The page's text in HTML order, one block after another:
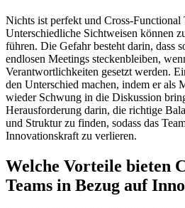
Nichts ist perfekt und Cross-Functional
Unterschiedliche Sichtweisen können
führen. Die Gefahr besteht darin, dass
endlosen Meetings steckenbleiben,
Verantwortlichkeiten gesetzt werden.
den Unterschied machen, indem er als
wieder Schwung in die Diskussion
Herausforderung darin, die richtige
und Struktur zu finden, sodass das
Innovationskraft zu verlieren.
Welche Vorteile bieten
Teams in Bezug auf